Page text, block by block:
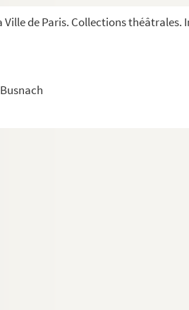
de Paris. Collections